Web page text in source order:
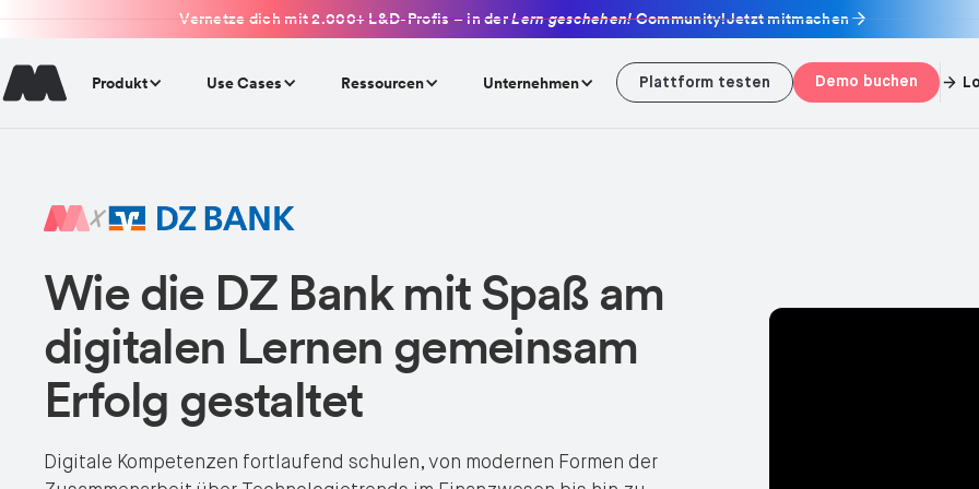
Vernetze dich mit 2.000+ L&D-Profis – in derLern geschehen!Community!Jetzt mitmachen
Produkt Use Cases Ressourcen Unternehmen Plattform testen Demo buchen
Wie die DZ Bank mit Spaß am
digitalen Lernen gemeinsam
Erfolg gestaltet
Digitale Kompetenzen fortlaufend schulen, von modernen Formen der